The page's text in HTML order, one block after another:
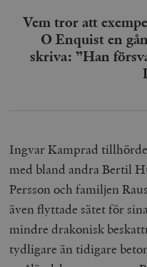
Vem tror att
O Enquist en
skriva: ”Han
Ingvar Kamprad
med bland andra Bertil
Persson och familjen
även flyttade sätet för
mindre drakonisk
tydligare än tidigare